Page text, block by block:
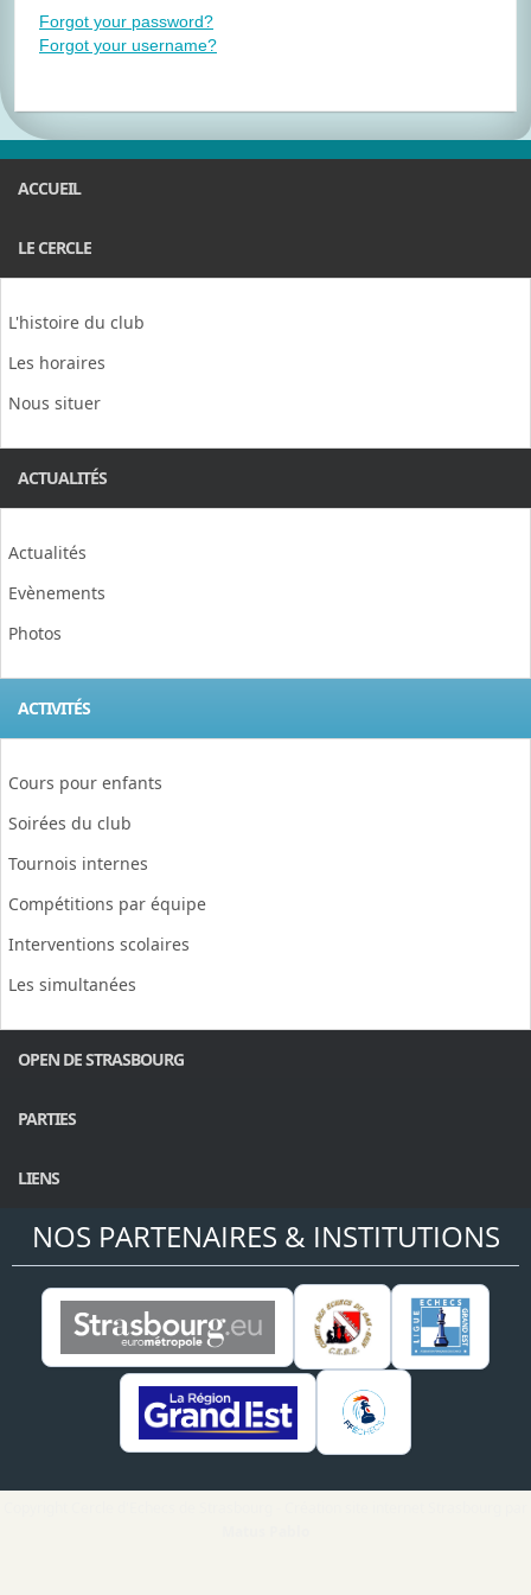
Forgot your password?
Forgot your username?
ACCUEIL
LE CERCLE
L'histoire du club
Les horaires
Nous situer
ACTUALITÉS
Actualités
Evènements
Photos
ACTIVITÉS
Cours pour enfants
Soirées du club
Tournois internes
Compétitions par équipe
Interventions scolaires
Les simultanées
OPEN DE STRASBOURG
PARTIES
LIENS
NOS PARTENAIRES & INSTITUTIONS